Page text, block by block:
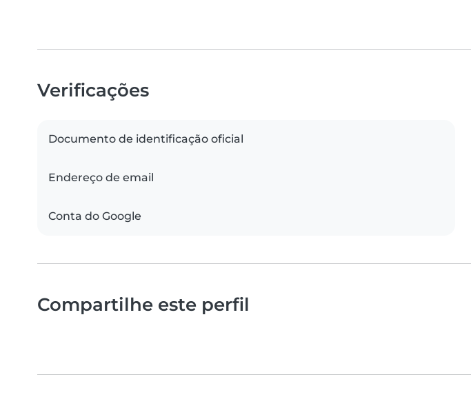
Verificações
Documento de identificação oficial
Endereço de email
Conta do Google
Compartilhe este perfil